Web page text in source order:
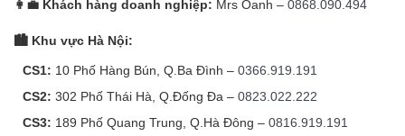
👩‍💼 Khách hàng doanh nghiệp: Mrs Oanh – 0868.090.494
🏙️ Khu vực Hà Nội:
CS1: 10 Phố Hàng Bún, Q.Ba Đình – 0366.919.191
CS2: 302 Phố Thái Hà, Q.Đống Đa – 0823.022.222
CS3: 189 Phố Quang Trung, Q.Hà Đông – 0816.919.191